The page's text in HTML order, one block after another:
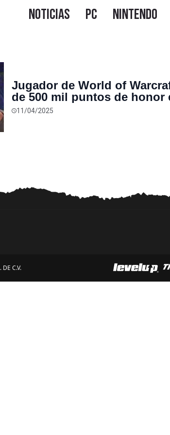
Jugador de World of
de 500 mil puntos de honor
promete no repetirlo: “Me
11/04/2025
C.V.